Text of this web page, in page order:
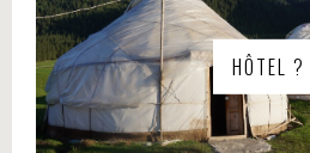
HÔTEL ?